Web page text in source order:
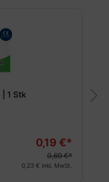
1 Stk
0,19 €*
0,69 €*
0,23 € inkl. MwSt.